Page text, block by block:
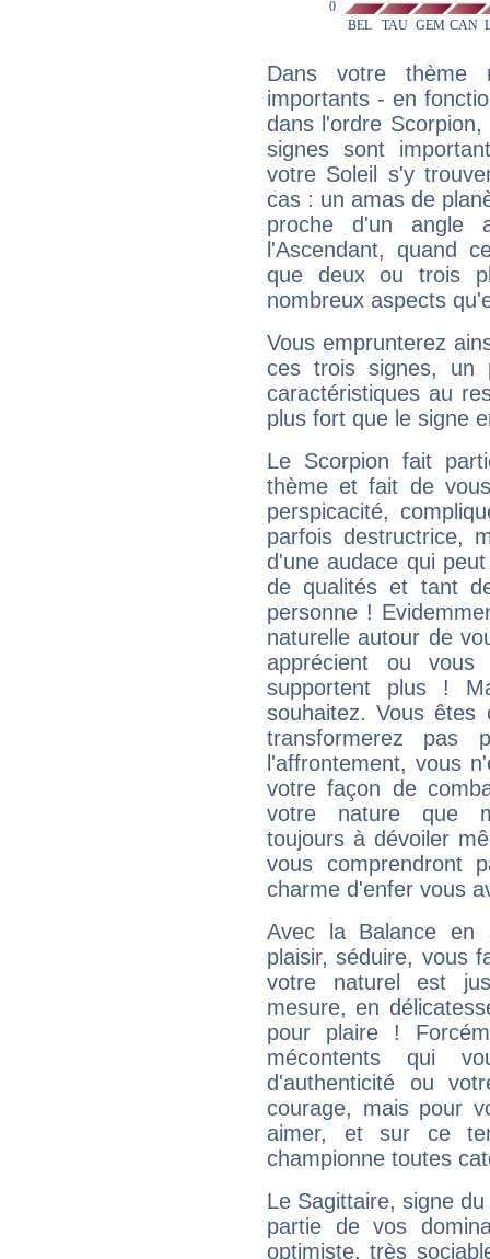
Dans votre thème
importants - en
dans l'ordre
signes sont
votre Soleil s'y
cas : un amas de
proche d'un
l'Ascendant, quand
que deux ou trois
nombreux aspects
Vous emprunterez
ces trois signes, un
caractéristiques au
plus fort que le signe
Le Scorpion fait
thème et fait de
perspicacité,
parfois destructrice,
d'une audace qui
de qualités et tant
personne !
naturelle autour de
apprécient ou
supportent plus !
souhaitez. Vous
transformerez pas
l'affrontement, vous
votre façon de
votre nature que
toujours à dévoiler
vous comprendront
charme d'enfer vous
Avec la Balance en
plaisir, séduire, vous
votre naturel est
mesure, en
pour plaire !
mécontents qui
d'authenticité ou
courage, mais pour
aimer, et sur ce
championne toutes
Le Sagittaire, signe
partie de vos
optimiste, très